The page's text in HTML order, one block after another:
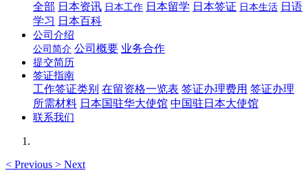
全部 日本资讯 日本工作 日本留学 日本签证 日本生活 日语
学习 日本百科
公司介绍
公司简介 公司概要 业务合作
提交简历
签证指南
工作签证类别 在留资格一览表 签证办理费用 签证办理
所需材料 日本国驻华大使馆 中国驻日本大使馆
联系我们
< Previous > Next